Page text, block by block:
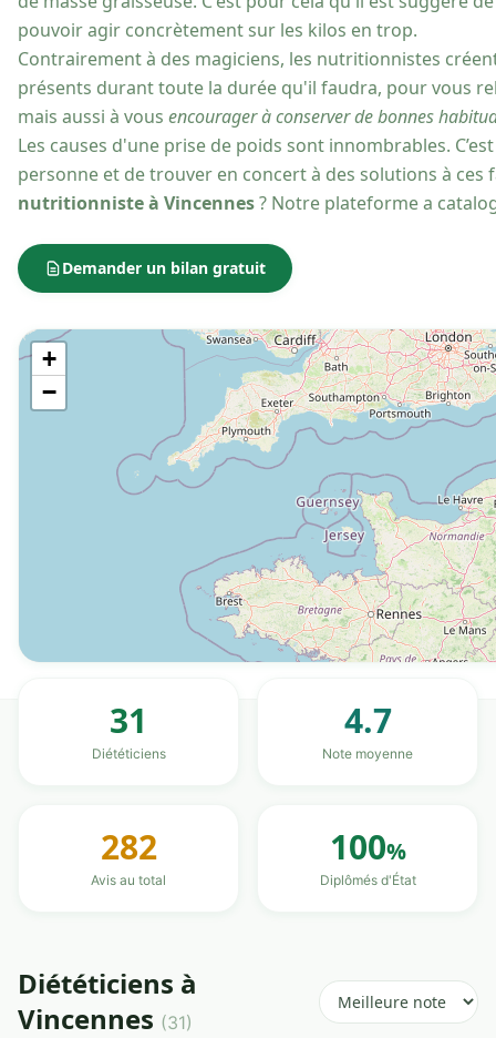
pouvoir agir concrètement sur les kilos en trop.
Contrairement à des magiciens, les nutritionnistes
présents durant toute la durée qu'il faudra, pour vous
mais aussi à vous encourager à conserver de bonnes
Les causes d'une prise de poids sont innombrables.
personne et de trouver en concert à des solutions à
nutritionniste à Vincennes? Notre plateforme a
Demander un bilan gratuit
+
−
31
Diététiciens
4.7
Note moyenne
282
Avis au total
100%
Diplômés d'État
Diététiciens à
Vincennes (31)